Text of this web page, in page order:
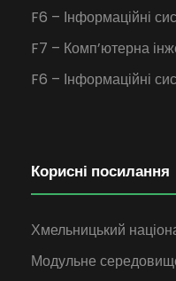
F6 – Інформаційні
F7 – Комп’ютерна
F6 – Інформаційні
Корисні посилання
Хмельницький
Модульне